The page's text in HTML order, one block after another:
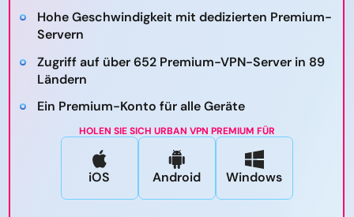
Hohe Geschwindigkeit mit dedizierten Premium-
Servern
Zugriff auf über 652 Premium-VPN-Server in 89
Ländern
Ein Premium-Konto für alle Geräte
HOLEN SIE SICH URBAN VPN PREMIUM FÜR
iOS Android Windows